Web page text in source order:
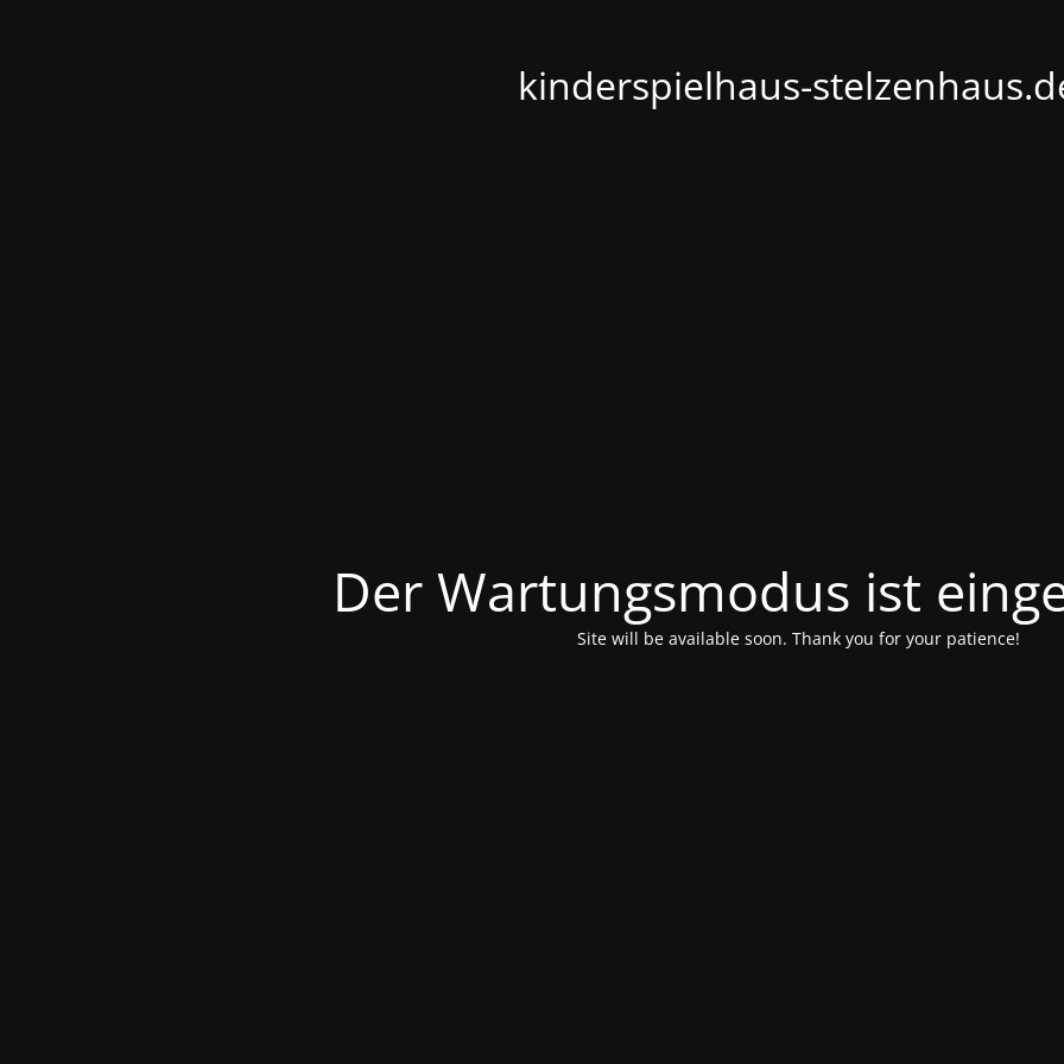
kinderspielhaus-
Der Wartungsmodus ist
Site will be available soon. Thank you for your patience!